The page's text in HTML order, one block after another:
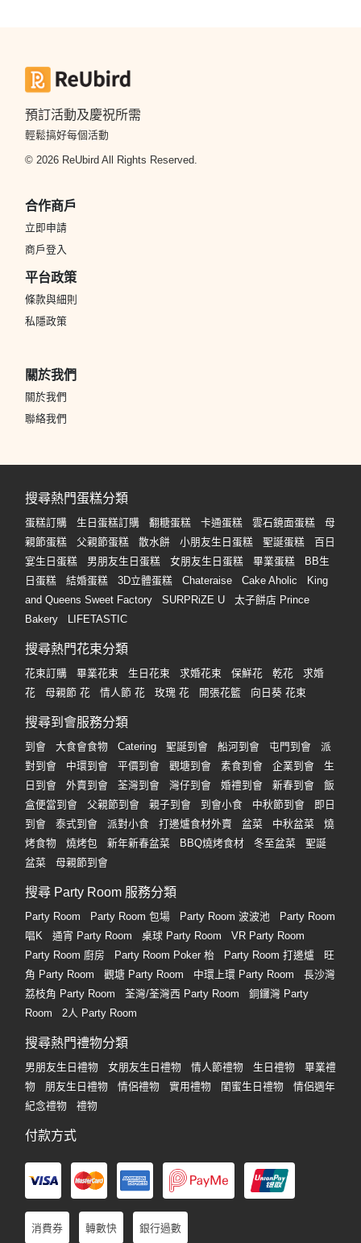
預訂活動及慶祝所需
輕鬆搞好每個活動
© 2026 ReUbird All Rights Reserved.
合作商戶
立即申請
商戶登入
平台政策
條款與細則
私隱政策
關於我們
關於我們
聯絡我們
搜尋熱門蛋糕分類
蛋糕訂購 生日蛋糕訂購 翻糖蛋糕 卡通蛋糕 雲石鏡面蛋糕
母
親節蛋糕
父親節蛋糕 散水餅 小朋友生日蛋糕 聖誕蛋糕
百日
宴生日蛋糕
男朋友生日蛋糕 女朋友生日蛋糕 畢業蛋糕
BB生
日蛋糕
結婚蛋糕 3D立體蛋糕 Chateraise Cake Aholic
King
and Queens Sweet Factory
SURPRiZE U
太子餅店 Prince
Bakery
LIFETASTIC
搜尋熱門花束分類
花束訂購 畢業花束 生日花束 求婚花束 保鮮花 乾花
求婚
花
母親節 花 情人節 花 玫瑰 花 開張花籃 向日葵 花束
搜尋到會服務分類
到會 大食會食物 Catering 聖誕到會 船河到會 屯門到會
派
對到會
中環到會 平價到會 觀塘到會 素食到會 企業到會
生
日到會
外賣到會 荃灣到會 灣仔到會 婚禮到會 新春到會
飯
盒便當到會
父親節到會 親子到會 到會小食 中秋節到會
即日
到會
泰式到會 派對小食 打邊爐食材外賣 盆菜 中秋盆菜
燒
烤食物
燒烤包 新年新春盆菜 BBQ燒烤食材 冬至盆菜
聖誕
盆菜
母親節到會
搜尋 Party Room 服務分類
Party Room Party Room 包場 Party Room 波波池
Party Room
唱K
通宵 Party Room 桌球 Party Room
VR Party Room
Party Room 廚房
Party Room Poker 枱 Party Room 打邊爐
旺
角 Party Room
觀塘 Party Room 中環上環 Party Room
長沙灣
荔枝角 Party Room
荃灣/荃灣西 Party Room
銅鑼灣 Party
Room
2人 Party Room
搜尋熱門禮物分類
男朋友生日禮物 女朋友生日禮物 情人節禮物 生日禮物
畢業禮
物
朋友生日禮物 情侶禮物 實用禮物 閨蜜生日禮物
情侶週年
紀念禮物
禮物
付款方式
消費券 轉數快 銀行過數